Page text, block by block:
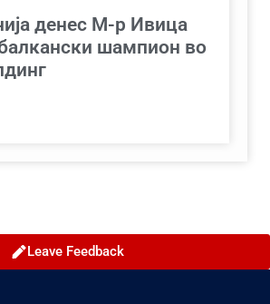
денес М-р Ивица
шампион во
Leave Feedback